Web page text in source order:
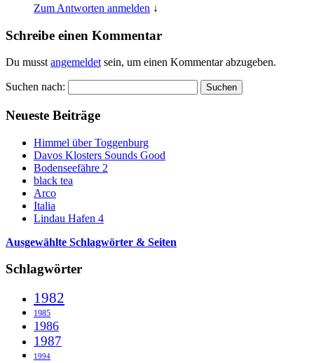
Zum Antworten anmelden ↓
Schreibe einen Kommentar
Du musst angemeldet sein, um einen Kommentar abzugeben.
Suchen nach:
Neueste Beiträge
Himmel über Toggenburg
Davos Klosters Sounds Good
Bodenseefähre 2
black tea
Arco
Italia
Lindau Hafen 4
Ausgewählte Schlagwörter & Seiten
Schlagwörter
1982
1985
1986
1987
1994